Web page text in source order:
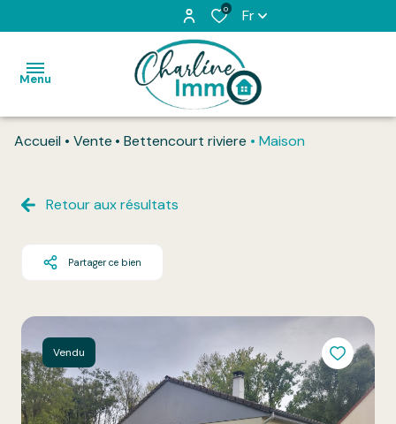
0 Fr
Menu
Acheter
L'équipe
Vendu
Honoraires
Contact
Accueil Vente Bettencourt riviere Maison
Retour aux résultats
Partager ce bien
Vendu